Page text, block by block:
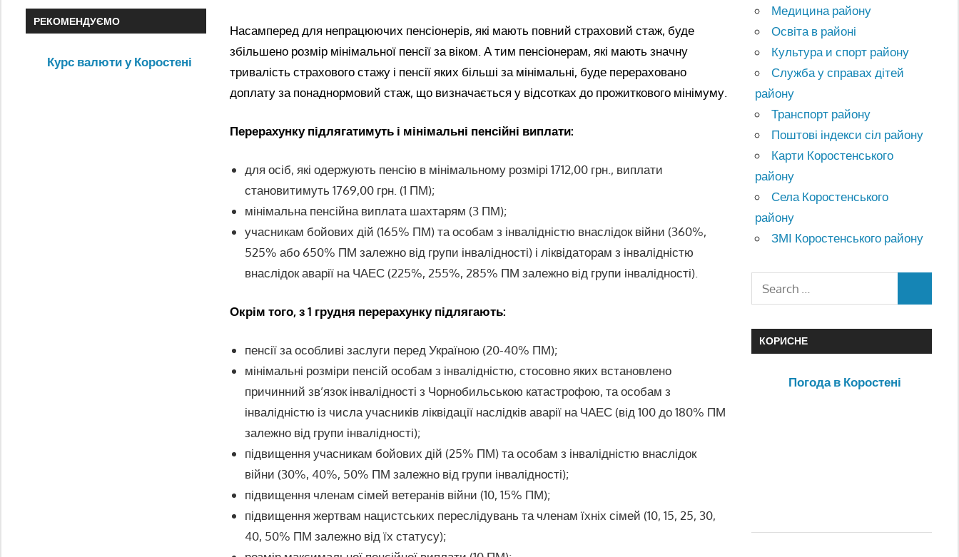
Насамперед для непрацюючих пенсіонерів, які мають повний страховий стаж, буде
збільшено розмір мінімальної пенсії за віком. А тим пенсіонерам, які мають значну
тривалість страхового стажу і пенсії яких більші за мінімальні, буде перераховано
доплату за понаднормовий стаж, що визначається у відсотках до прожиткового мінімуму.
Перерахунку підлягатимуть і мінімальні пенсійні виплати:
для осіб, які одержують пенсію в мінімальному розмірі 1712,00 грн., виплати
становитимуть 1769,00 грн. (1 ПМ);
мінімальна пенсійна виплата шахтарям (3 ПМ);
учасникам бойових дій (165% ПМ) та особам з інвалідністю внаслідок війни (360%,
525% або 650% ПМ залежно від групи інвалідності) і ліквідаторам з інвалідністю
внаслідок аварії на ЧАЕС (225%, 255%, 285% ПМ залежно від групи інвалідності).
Окрім того, з 1 грудня перерахунку підлягають:
пенсії за особливі заслуги перед Україною (20-40% ПМ);
мінімальні розміри пенсій особам з інвалідністю, стосовно яких встановлено
причинний зв’язок інвалідності з Чорнобильською катастрофою, та особам з
інвалідністю із числа учасників ліквідації наслідків аварії на ЧАЕС (від 100 до 180% ПМ
залежно від групи інвалідності);
підвищення учасникам бойових дій (25% ПМ) та особам з інвалідністю внаслідок
війни (30%, 40%, 50% ПМ залежно від групи інвалідності);
підвищення членам сімей ветеранів війни (10, 15% ПМ);
підвищення жертвам нацистських переслідувань та членам їхніх сімей (10, 15, 25, 30,
40, 50% ПМ залежно від їх статусу);
РЕКОМЕНДУЄМО
Курс валюти у Коростені
Медицина району
Освіта в районі
Культура и спорт району
Служба у справах дітей
району
Транспорт району
Поштові індекси сіл району
Карти Коростенського
району
Села Коростенського
району
ЗМІ Коростенського району
КОРИСНЕ
Погода в Коростені